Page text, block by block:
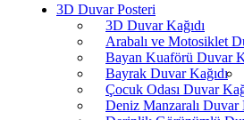
3D Duvar Posteri
3D Duvar Kağıdı
Arabalı ve Motosiklet
Bayan Kuaförü Duvar
Bayrak Duvar Kağıdı
Çocuk Odası Duvar
Deniz Manzaralı Duvar